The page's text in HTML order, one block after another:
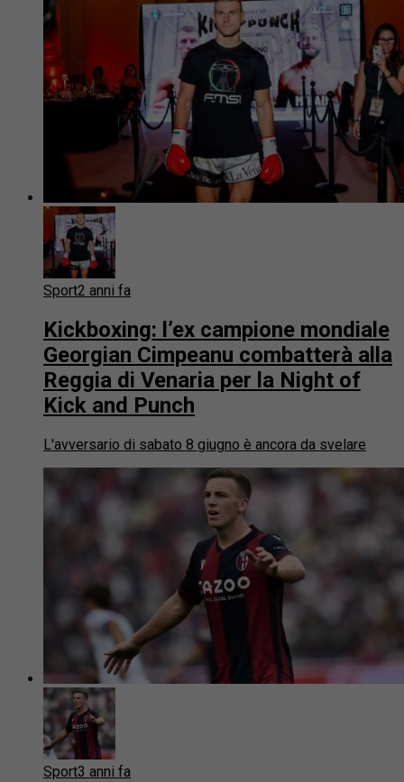
Sport2 anni fa
Kickboxing: l’ex campione mondiale
Georgian Cimpeanu combatterà alla
Reggia di Venaria per la Night of
Kick and Punch
L'avversario di sabato 8 giugno è ancora da svelare
Sport3 anni fa